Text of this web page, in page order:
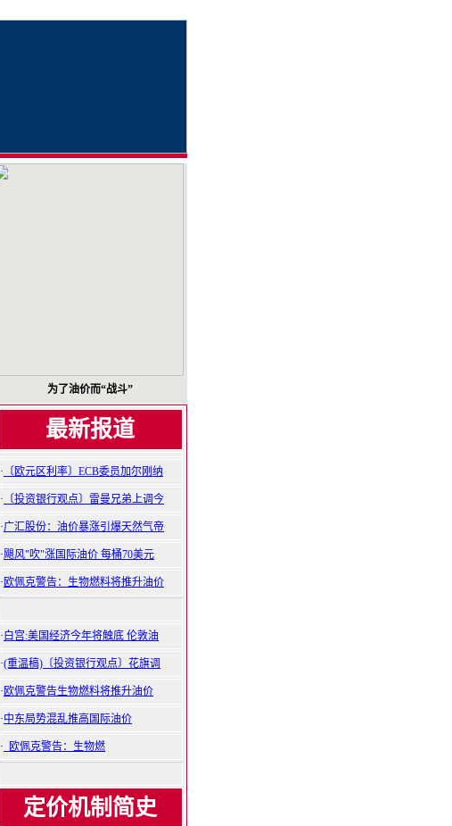
为了油价而“战斗”
最新报道
· 〔欧元区利率〕ECB委员加尔刚纳
· 〔投资银行观点〕雷曼兄弟上调今
·广汇股份：油价暴涨引爆天然气帝
·飓风"吹"涨国际油价 每桶70美元
·欧佩克警告：生物燃料将推升油价
· 白宫:美国经济今年将触底 伦敦油
·(重温稿)〔投资银行观点〕花旗调
·欧佩克警告生物燃料将推升油价
·中东局势混乱推高国际油价
· 欧佩克警告：生物燃
定价机制简史